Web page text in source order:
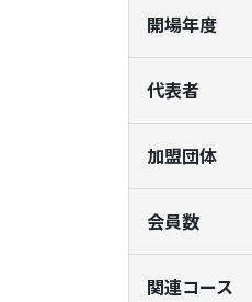
開場年度
代表者
加盟団体
会員数
関連コース